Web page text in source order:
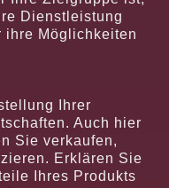
Dienstleistung
ihre Möglichkeiten
Ihrer
Auch hier
Sie verkaufen,
Erklären Sie
Ihres Produkts